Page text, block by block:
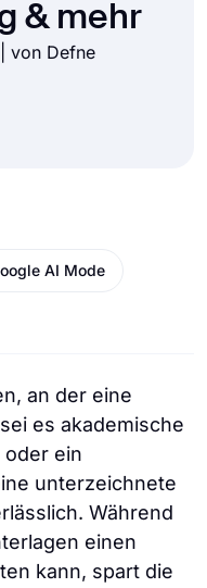
& mehr
von Defne
AI Mode
an der eine
es akademische
oder ein
unterzeichnete
Während
einen
kann, spart die